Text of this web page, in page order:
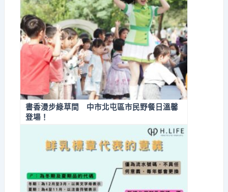
書香漫步綠草間 中市北屯區市民野餐日溫馨
登場！